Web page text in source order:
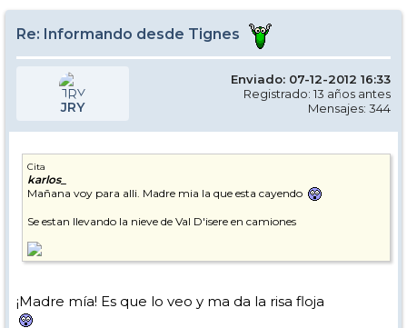
Re: Informando desde Tignes
JRY
Enviado: 07-12-2012 16:33
Registrado: 13 años antes
Mensajes: 344
Cita
karlos_
Mañana voy para alli. Madre mia la que esta cayendo
Se estan llevando la nieve de Val D'isere en camiones
¡Madre mía! Es que lo veo y ma da la risa floja